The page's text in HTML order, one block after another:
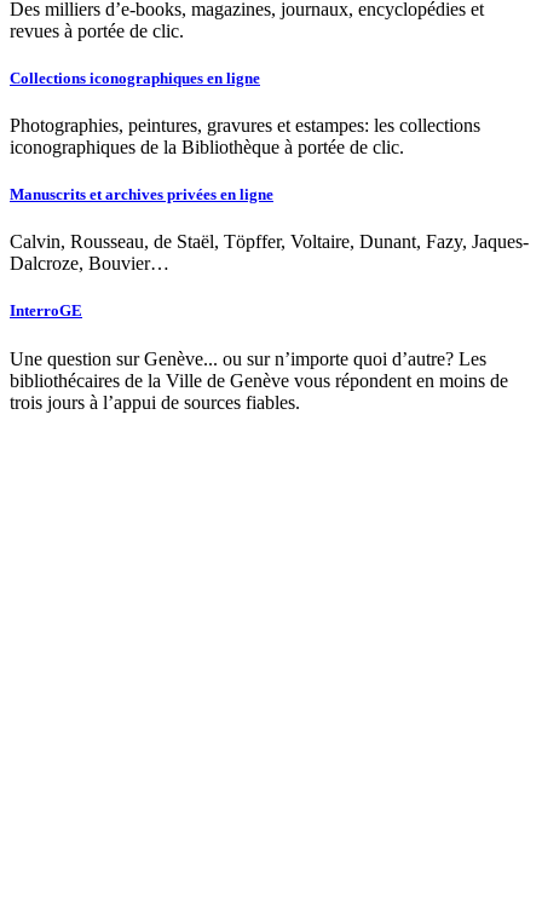
Des milliers d’e-books, magazines, journaux, encyclopédies et
revues à portée de clic.
Collections iconographiques en ligne
Photographies, peintures, gravures et estampes: les collections
iconographiques de la Bibliothèque à portée de clic.
Manuscrits et archives privées en ligne
Calvin, Rousseau, de Staël, Töpffer, Voltaire, Dunant, Fazy, Jaques-
Dalcroze, Bouvier…
InterroGE
Une question sur Genève... ou sur n’importe quoi d’autre? Les
bibliothécaires de la Ville de Genève vous répondent en moins de
trois jours à l’appui de sources fiables.